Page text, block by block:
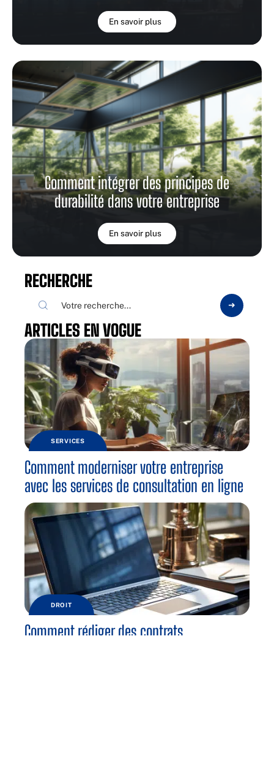
En savoir plus
Comment intégrer des principes de
durabilité dans votre entreprise
En savoir plus
RECHERCHE
ARTICLES EN VOGUE
SERVICES
Comment moderniser votre entreprise
avec les services de consultation en ligne
DROIT
Comment rédiger des contrats